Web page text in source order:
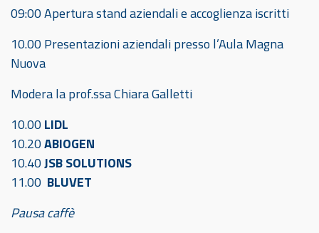
09:00 Apertura stand aziendali e accoglienza iscritti
10.00 Presentazioni aziendali presso l’Aula Magna
Nuova
Modera la prof.ssa Chiara Galletti
10.00 LIDL
10.20ABIOGEN
10.40JSB SOLUTIONS
11.00 BLUVET
Pausa caffè